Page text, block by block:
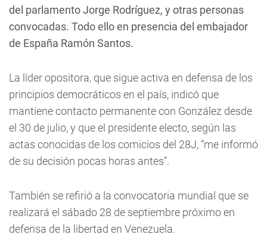
del parlamento Jorge Rodríguez, y otras personas
convocadas. Todo ello en presencia del embajador
de España Ramón Santos.
La líder opositora, que sigue activa en defensa de los
principios democráticos en el país, indicó que
mantiene contacto permanente con González desde
el 30 de julio, y que el presidente electo, según las
actas conocidas de los comicios del 28J, “me informó
de su decisión pocas horas antes”.
También se refirió a la convocatoria mundial que se
realizará el sábado 28 de septiembre próximo en
defensa de la libertad en Venezuela.